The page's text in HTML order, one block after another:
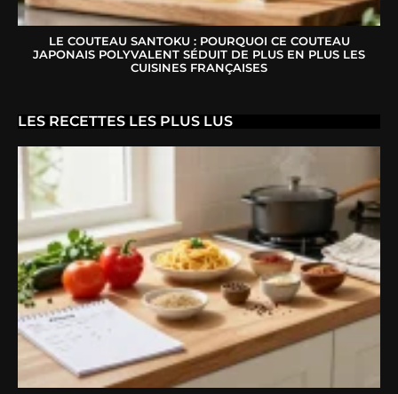
LE COUTEAU SANTOKU : POURQUOI CE COUTEAU
JAPONAIS POLYVALENT SÉDUIT DE PLUS EN PLUS LES
CUISINES FRANÇAISES
LES RECETTES LES PLUS LUS